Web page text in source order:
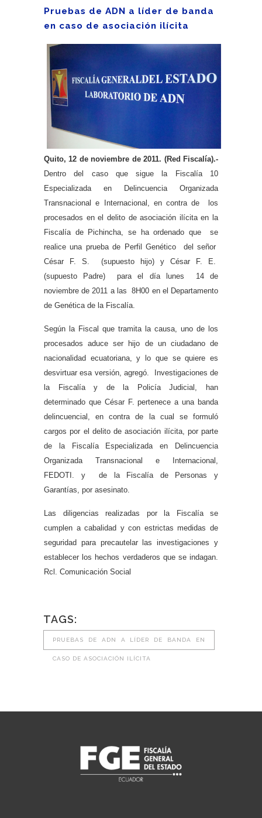
Pruebas de ADN a líder de banda
en caso de asociación ilícita
Quito, 12 de noviembre de 2011. (Red Fiscalía).-
Dentro del caso que sigue la Fiscalía 10
Especializada en Delincuencia Organizada
Transnacional e Internacional, en contra de los
procesados en el delito de asociación ilícita en la
Fiscalía de Pichincha, se ha ordenado que se
realice una prueba de Perfil Genético del señor
César F. S. (supuesto hijo) y César F. E.
(supuesto Padre) para el día lunes 14 de
noviembre de 2011 a las 8H00 en el Departamento
de Genética de la Fiscalía.
Según la Fiscal que tramita la causa, uno de los
procesados aduce ser hijo de un ciudadano de
nacionalidad ecuatoriana, y lo que se quiere es
desvirtuar esa versión, agregó. Investigaciones de
la Fiscalía y de la Policía Judicial, han
determinado que César F. pertenece a una banda
delincuencial, en contra de la cual se formuló
cargos por el delito de asociación ilícita, por parte
de la Fiscalía Especializada en Delincuencia
Organizada Transnacional e Internacional,
FEDOTI. y de la Fiscalía de Personas y
Garantías, por asesinato.
Las diligencias realizadas por la Fiscalía se
cumplen a cabalidad y con estrictas medidas de
seguridad para precautelar las investigaciones y
establecer los hechos verdaderos que se indagan.
Rcl. Comunicación Social
TAGS:
PRUEBAS DE ADN A LÍDER DE BANDA EN
CASO DE ASOCIACIÓN ILÍCITA